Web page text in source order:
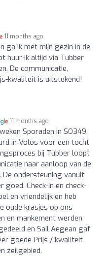
11 months ago
ga ik met mijn gezin in de
huur ik altijd via Tubber
De communicatie,
kwaliteit is uitstekend!
11 months ago
Sporaden in SO349.
in Volos voor een tocht
bij Tubber loopt
naar aanloop van de
ondersteuning vanuit
goed. Check-in en check-
en vriendelijk en heb
oude krasjes op ons
en mankement werden
en Sail Aegean gaf
goede Prijs / kwaliteit
zeilgebied.